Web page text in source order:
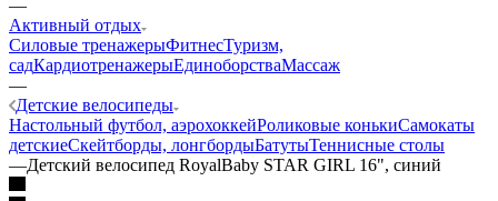
—
Активный отдых
Силовые тренажерыФитнесТуризм,
садКардиотренажерыЕдиноборстваМассаж
—
Детские велосипеды
Настольный футбол, аэрохоккейРоликовые конькиСамокаты
детскиеСкейтборды, лонгбордыБатутыТеннисные столы
—Детский велосипед RoyalBaby STAR GIRL 16", синий